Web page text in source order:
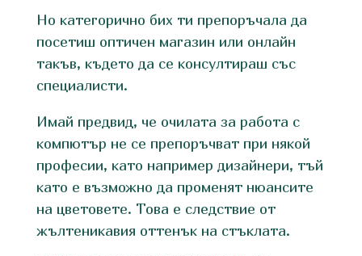
Но категорично бих ти препоръчала да
посетиш оптичен магазин или онлайн
такъв, където да се консултираш със
специалисти.
Имай предвид, че очилата за работа с
компютър не се препоръчват при някой
професии, като например дизайнери, тъй
като е възможно да променят нюансите
на цветовете. Това е следствие от
жълтеникавия оттенък на стъклата.